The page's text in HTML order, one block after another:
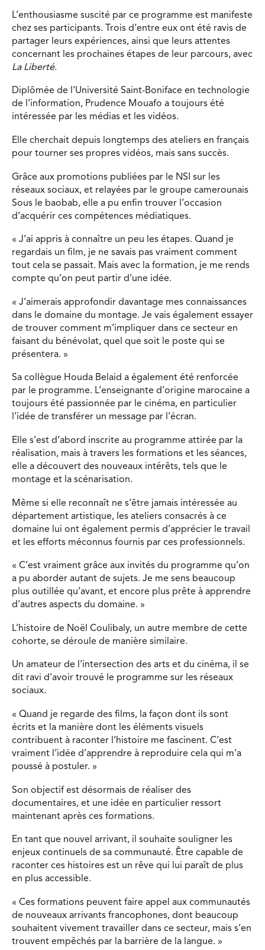
L’enthousiasme suscité par ce programme est manifeste
chez ses participants. Trois d’entre eux ont été ravis de
partager leurs expériences, ainsi que leurs attentes
concernant les prochaines étapes de leur parcours, avec
La Liberté.
Diplômée de l’Université Saint-Boniface en technologie
de l’information, Prudence Mouafo a toujours été
intéressée par les médias et les vidéos.
Elle cherchait depuis longtemps des ateliers en français
pour tourner ses propres vidéos, mais sans succès.
Grâce aux promotions publiées par le NSI sur les
réseaux sociaux, et relayées par le groupe camerounais
Sous le baobab, elle a pu enfin trouver l’occasion
d’acquérir ces compétences médiatiques.
« J’ai appris à connaître un peu les étapes. Quand je
regardais un film, je ne savais pas vraiment comment
tout cela se passait. Mais avec la formation, je me rends
compte qu’on peut partir d’une idée.
« J’aimerais approfondir davantage mes connaissances
dans le domaine du montage. Je vais également essayer
de trouver comment m’impliquer dans ce secteur en
faisant du bénévolat, quel que soit le poste qui se
présentera. »
Sa collègue Houda Belaid a également été renforcée
par le programme. L’enseignante d’origine marocaine a
toujours été passionnée par le cinéma, en particulier
l’idée de transférer un message par l’écran.
Elle s’est d’abord inscrite au programme attirée par la
réalisation, mais à travers les formations et les séances,
elle a découvert des nouveaux intérêts, tels que le
montage et la scénarisation.
Même si elle reconnaît ne s’être jamais intéressée au
département artistique, les ateliers consacrés à ce
domaine lui ont également permis d’apprécier le travail
et les efforts méconnus fournis par ces professionnels.
« C’est vraiment grâce aux invités du programme qu’on
a pu aborder autant de sujets. Je me sens beaucoup
plus outillée qu’avant, et encore plus prête à apprendre
d’autres aspects du domaine. »
L’histoire de Noël Coulibaly, un autre membre de cette
cohorte, se déroule de manière similaire.
Un amateur de l’intersection des arts et du cinéma, il se
dit ravi d’avoir trouvé le programme sur les réseaux
sociaux.
« Quand je regarde des films, la façon dont ils sont
écrits et la manière dont les éléments visuels
contribuent à raconter l’histoire me fascinent. C’est
vraiment l’idée d’apprendre à reproduire cela qui m’a
poussé à postuler. »
Son objectif est désormais de réaliser des
documentaires, et une idée en particulier ressort
maintenant après ces formations.
En tant que nouvel arrivant, il souhaite souligner les
enjeux continuels de sa communauté. Être capable de
raconter ces histoires est un rêve qui lui paraît de plus
en plus accessible.
« Ces formations peuvent faire appel aux communautés
de nouveaux arrivants francophones, dont beaucoup
souhaitent vivement travailler dans ce secteur, mais s’en
trouvent empêchés par la barrière de la langue. »